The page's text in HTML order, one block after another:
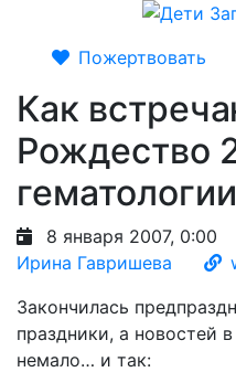
Пожертвовать
Как
Рождество
8 января 2007, 0:00
Ирина Гавришева
Закончилась
праздники, а новостей
немало… и так: